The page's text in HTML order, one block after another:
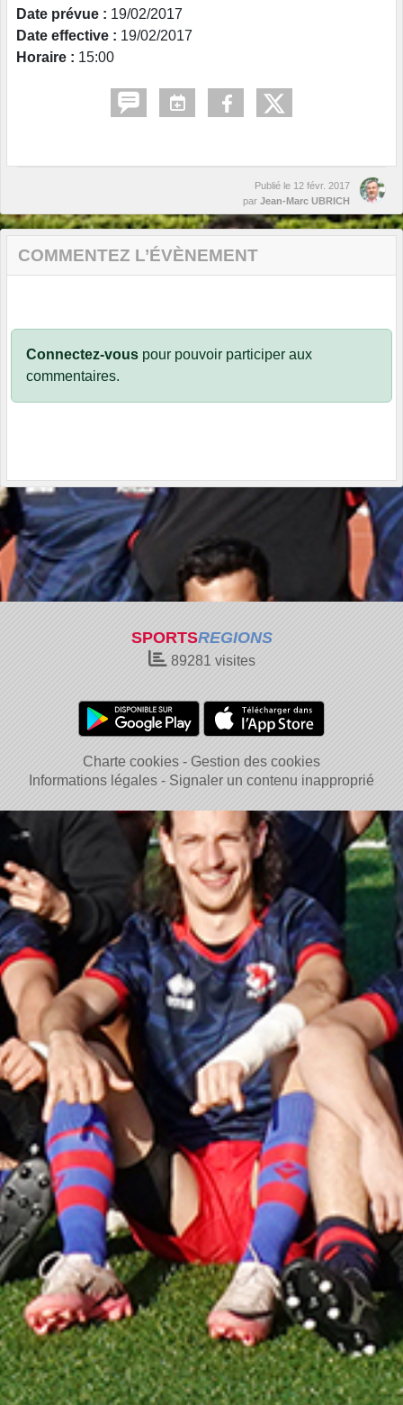
Date prévue : 19/02/2017
Date effective : 19/02/2017
Horaire : 15:00
Publié le 12 févr. 2017
par Jean-Marc UBRICH
COMMENTEZ L’ÉVÈNEMENT
Connectez-vous pour pouvoir participer aux
commentaires.
SPORTSREGIONS
89281 visites
Charte cookies
Gestion des cookies
Informations légales
Signaler un contenu inapproprié